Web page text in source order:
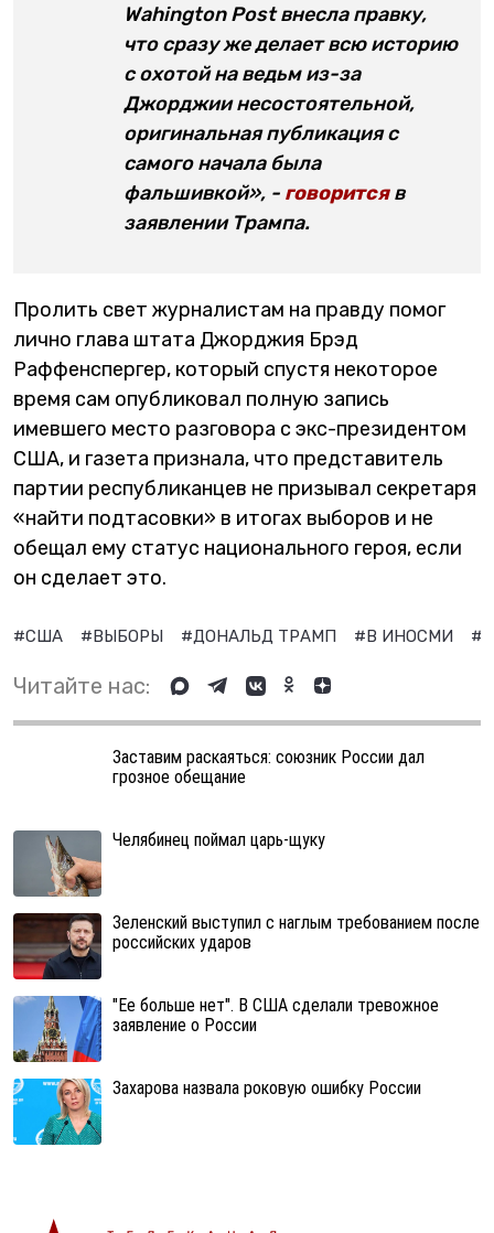
Wahington Post внесла правку,
что сразу же делает всю историю
с охотой на ведьм из-за
Джорджии несостоятельной,
оригинальная публикация с
самого начала была
фальшивкой», - говоритсяв
заявлении Трампа.
Пролить свет журналистам на правду помог
лично глава штата Джорджия Брэд
Раффенспергер, который спустя некоторое
время сам опубликовал полную запись
имевшего место разговора с экс-президентом
США, и газета признала, что представитель
партии республиканцев не призывал секретаря
«найти подтасовки» в итогах выборов и не
обещал ему статус национального героя, если
он сделает это.
#США #ВЫБОРЫ #ДОНАЛЬД ТРАМП #В ИНОСМИ
Читайте нас:
Заставим раскаяться: союзник России дал
грозное обещание
Челябинец поймал царь-щуку
Зеленский выступил с наглым требованием после
российских ударов
"Ее больше нет". В США сделали тревожное
заявление о России
Захарова назвала роковую ошибку России